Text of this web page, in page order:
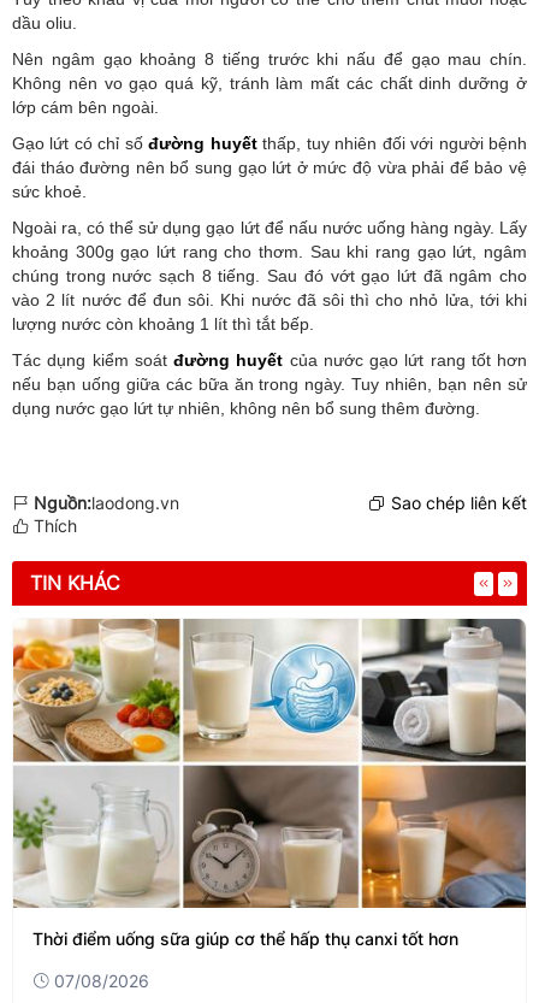
dầu oliu.
Nên ngâm gạo khoảng 8 tiếng trước khi nấu để gạo mau chín.
Không nên vo gạo quá kỹ, tránh làm mất các chất dinh dưỡng ở
lớp cám bên ngoài.
Gạo lứt có chỉ sốđường huyếtthấp, tuy nhiên đối với người bệnh
đái tháo đường nên bổ sung gạo lứt ở mức độ vừa phải để bảo vệ
sức khoẻ.
Ngoài ra, có thể sử dụng gạo lứt để nấu nước uống hàng ngày. Lấy
khoảng 300g gạo lứt rang cho thơm. Sau khi rang gạo lứt, ngâm
chúng trong nước sạch 8 tiếng. Sau đó vớt gạo lứt đã ngâm cho
vào 2 lít nước để đun sôi. Khi nước đã sôi thì cho nhỏ lửa, tới khi
lượng nước còn khoảng 1 lít thì tắt bếp.
Tác dụng kiểm soát đường huyết của nước gạo lứt rang tốt hơn
nếu bạn uống giữa các bữa ăn trong ngày. Tuy nhiên, bạn nên sử
dụng nước gạo lứt tự nhiên, không nên bổ sung thêm đường.
Nguồn:laodong.vn
Sao chép liên kết
Thích
TIN KHÁC
Thời điểm uống sữa giúp cơ thể hấp thụ canxi tốt hơn
07/08/2026